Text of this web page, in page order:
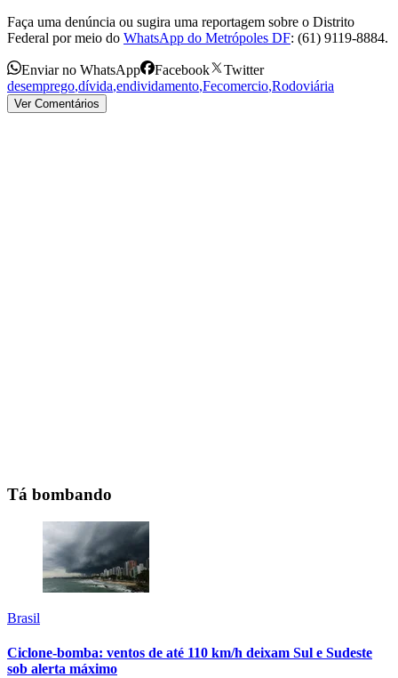
Faça uma denúncia ou sugira uma reportagem sobre o Distrito
Federal por meio do WhatsApp do Metrópoles DF: (61) 9119-8884.
Enviar no WhatsApp Facebook
Twitter
desemprego,dívida,endividamento,Fecomercio,Rodoviária
Ver Comentários
Tá bombando
Brasil
Ciclone-bomba: ventos de até 110 km/h deixam Sul e Sudeste
sob alerta máximo